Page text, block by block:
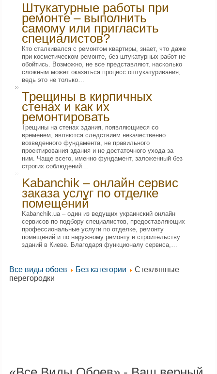
Штукатурные работы при
ремонте – выполнить
самому или пригласить
специалистов?
Кто сталкивался с ремонтом квартиры, знает, что даже
при косметическом ремонте, без штукатурных работ не
обойтись. Возможно, не все представляют, насколько
сложным может оказаться процесс оштукатуривания,
ведь это не только…
Трещины в кирпичных
стенах и как их
ремонтировать
Трещины на стенах здания, появляющиеся со
временем, являются следствием некачественно
возведенного фундамента, не правильного
проектирования здания и не достаточного ухода за
ним. Чаще всего, именно фундамент, заложенный без
строгих соблюдений…
Kabanchik – онлайн сервис
заказа услуг по отделке
помещений
Kabanchik.ua – один из ведущих украинский онлайн
сервисов по подбору специалистов, предоставляющих
профессиональные услуги по отделке, ремонту
помещений и по наружному ремонту и строительству
зданий в Киеве. Благодаря функционалу сервиса,…
Все виды обоев Без категории
Стеклянные
перегородки